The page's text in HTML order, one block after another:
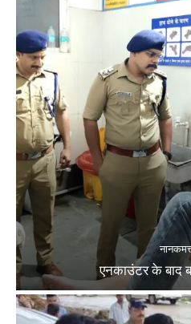
एनकाउंटर के बाद